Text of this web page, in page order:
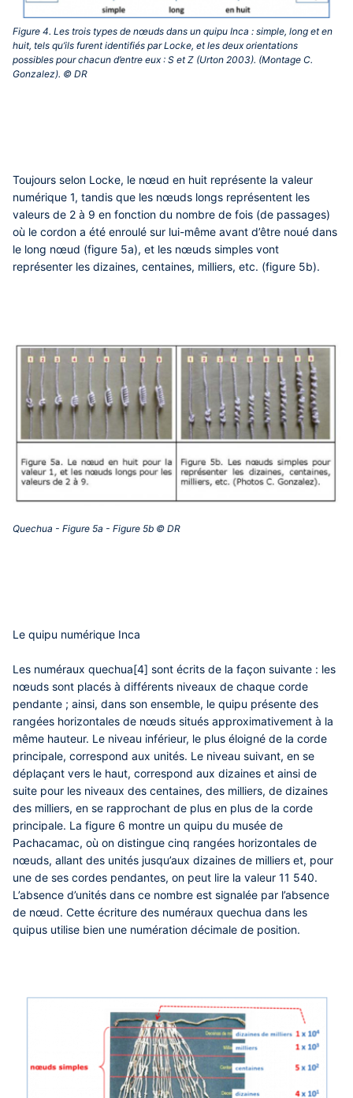
Figure 4. Les trois types de nœuds dans un quipu Inca : simple, long et en
huit, tels qu’ils furent identifiés par Locke, et les deux orientations
possibles pour chacun d’entre eux : S et Z (Urton 2003). (Montage C.
Gonzalez). © DR‎
Toujours selon Locke, le nœud en huit représente la valeur
numérique 1, tandis que les nœuds longs représentent les
valeurs de 2 à 9 en fonction du nombre de fois (de passages)
où le cordon a été enroulé sur lui-même avant d’être noué dans
le long nœud (figure 5a), et les nœuds simples vont
représenter les dizaines, centaines, milliers, etc. (figure 5b).
Quechua - Figure 5a - Figure 5b © DR‎
Le quipu numérique Inca
Les numéraux quechua[4] sont écrits de la façon suivante : les
nœuds sont placés à différents niveaux de chaque corde
pendante ; ainsi, dans son ensemble, le quipu présente des
rangées horizontales de nœuds situés approximativement à la
même hauteur. Le niveau inférieur, le plus éloigné de la corde
principale, correspond aux unités. Le niveau suivant, en se
déplaçant vers le haut, correspond aux dizaines et ainsi de
suite pour les niveaux des centaines, des milliers, de dizaines
des milliers, en se rapprochant de plus en plus de la corde
principale. La figure 6 montre un quipu du musée de
Pachacamac, où on distingue cinq rangées horizontales de
nœuds, allant des unités jusqu’aux dizaines de milliers et, pour
une de ses cordes pendantes, on peut lire la valeur 11 540.
L’absence d’unités dans ce nombre est signalée par l’absence
de nœud. Cette écriture des numéraux quechua dans les
quipus utilise bien une numération décimale de position.